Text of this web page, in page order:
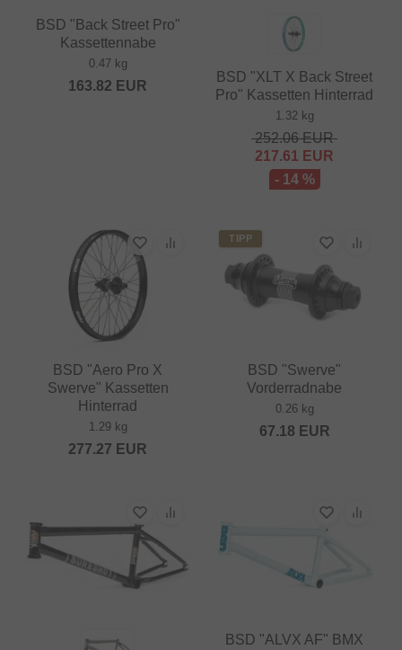
BSD "Back Street Pro"
Kassettennabe
0.47 kg
163.82 EUR
BSD "XLT X Back Street
Pro" Kassetten Hinterrad
1.32 kg
252.06EUR
217.61 EUR
- 14 %
BSD "Aero Pro X
Swerve" Kassetten
Hinterrad
1.29 kg
277.27 EUR
TIPP
BSD "Swerve"
Vorderradnabe
0.26 kg
67.18 EUR
BSD "ALVX AF" BMX